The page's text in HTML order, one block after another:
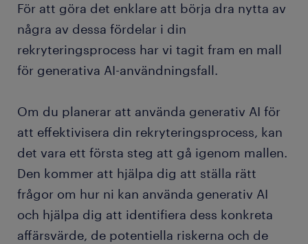
För att göra det enklare att börja dra nytta av
några av dessa fördelar i din
rekryteringsprocess har vi tagit fram en mall
för generativa AI-användningsfall.
Om du planerar att använda generativ AI för
att effektivisera din rekryteringsprocess, kan
det vara ett första steg att gå igenom mallen.
Den kommer att hjälpa dig att ställa rätt
frågor om hur ni kan använda generativ AI
och hjälpa dig att identifiera dess konkreta
affärsvärde, de potentiella riskerna och de